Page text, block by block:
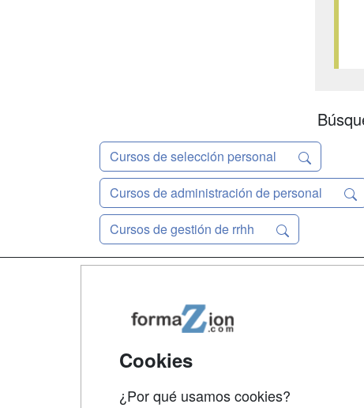
Cursos de selección personal
Cursos de administración de personal
Cursos de gestión de rrhh
Cookies
¿Por qué usamos cookies?